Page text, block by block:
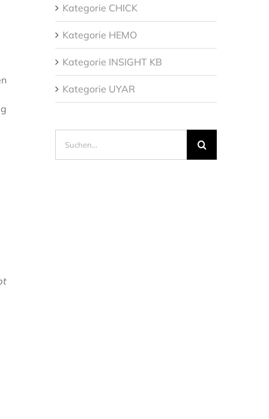
Kategorie CHICK
Kategorie HEMO
Kategorie INSIGHT KB
Kategorie UYAR
nach: